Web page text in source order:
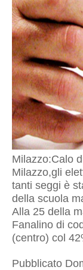
Milazzo:Calo
Milazzo,gli
tanti seggi è
della scuola
Alla 25 della
Fanalino di
(centro) col
Pubblicato